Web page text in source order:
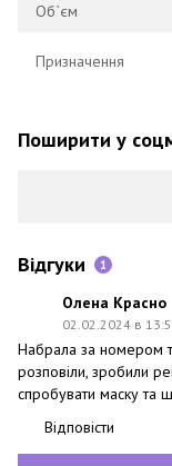
Об`єм
Призначення
Поширити у
Відгуки 1
Олена Красно
02.02.2024 в
Набрала за номером
розповіли, зробили
спробувати маску та
Відповісти